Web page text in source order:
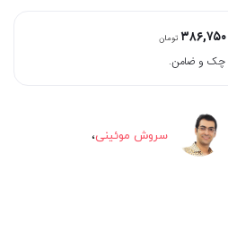
۳۸۶,۷۵۰ تومان
سروش موئینی،